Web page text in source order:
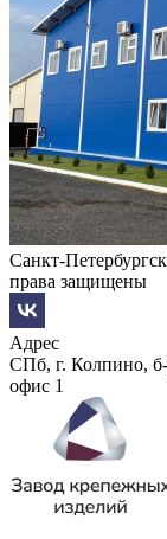
Санкт-
права защищены
Адрес
СПб, г. Колпино,
офис 1